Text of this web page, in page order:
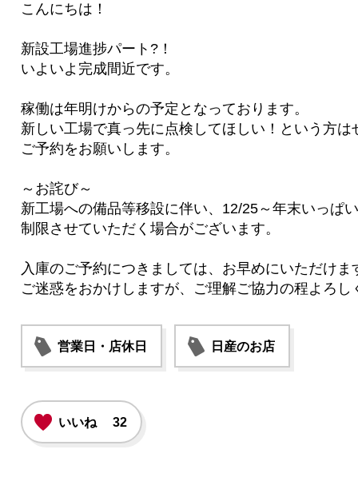
こんにちは！
新設工場進捗パート?！
いよいよ完成間近です。
稼働は年明けからの予定となっております。
新しい工場で真っ先に点検してほしい！という方は
ご予約をお願いします。
～お詫び～
新工場への備品等移設に伴い、12/25～年末いっぱ
制限させていただく場合がございます。
入庫のご予約につきましては、お早めにいただけま
ご迷惑をおかけしますが、ご理解ご協力の程よろ
営業日・店休日 日産のお店
いいね 32